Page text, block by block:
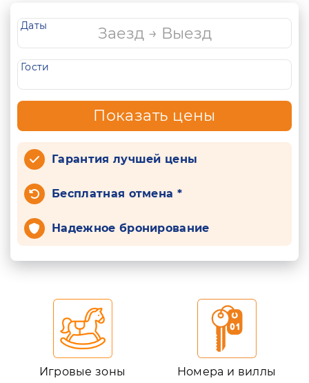
Даты
Гости
Показать цены
Гарантия лучшей цены
Бесплатная отмена *
Надежное бронирование
Игровые зоны Номера и виллы